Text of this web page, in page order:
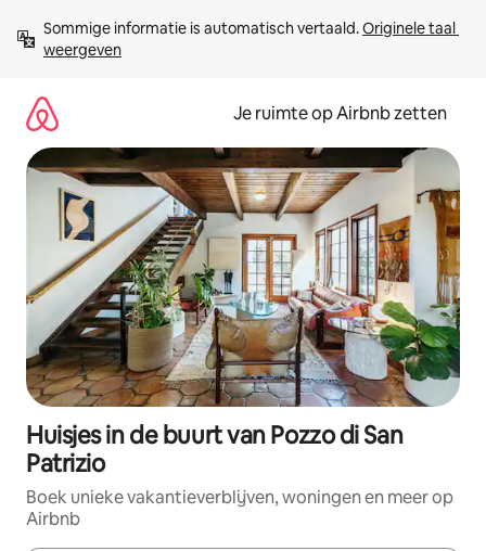
direct
naar
Sommige informatie is automatisch vertaald. Originele taal
weergeven
Je ruimte op Airbnb zetten
Huisjes in de buurt van Pozzo di San
Patrizio
Boek unieke vakantieverblijven, woningen en meer op
Airbnb